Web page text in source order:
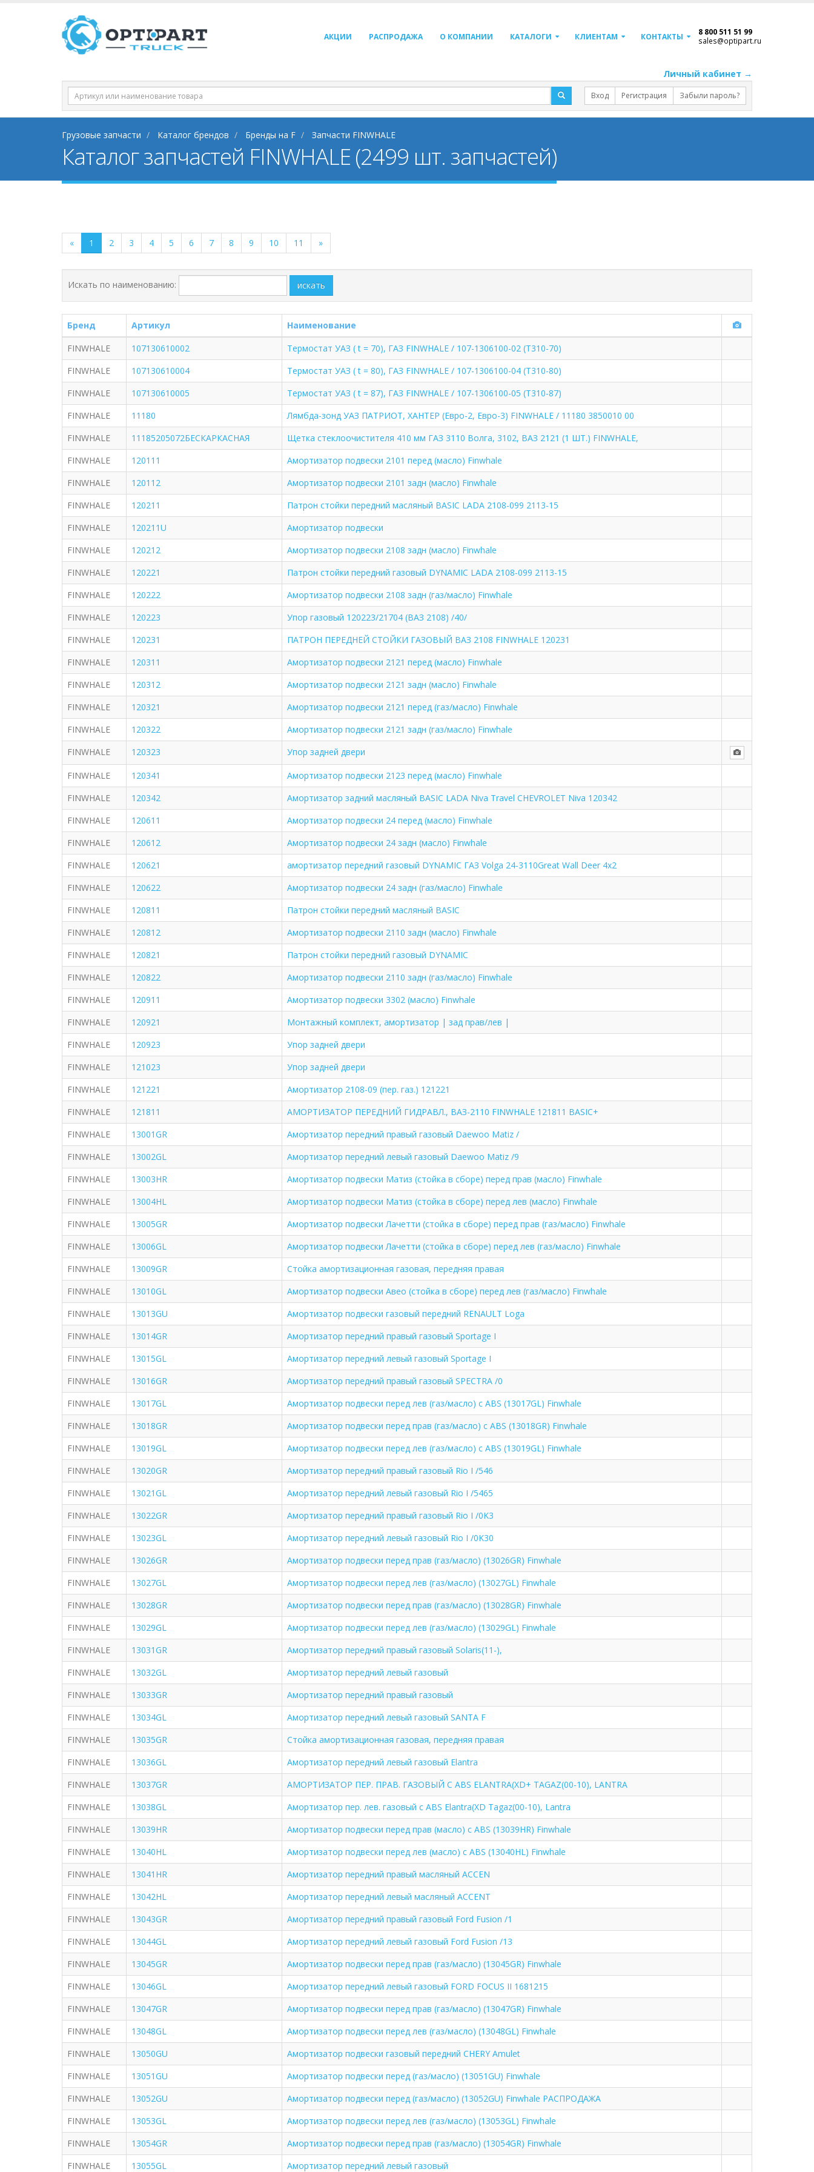
АКЦИИ РАСПРОДАЖА О КОМПАНИИ КАТАЛОГИ КЛИЕНТАМ КОНТАКТЫ 8 800 511 51 99
sales@optipart.ru
Личный кабинет →
Вход Регистрация Забыли пароль?
Грузовые запчасти Каталог брендов Бренды на F Запчасти FINWHALE
Каталог запчастей FINWHALE (2499 шт. запчастей)
« 1 2 3 4 5 6 7 8 9 10 11 »
Искать по наименованию: искать
Бренд Артикул
Наименование
FINWHALE
107130610002
Термостат УАЗ ( t = 70), ГАЗ FINWHALE / 107-1306100-02 (Т310-70)
FINWHALE
107130610004
Термостат УАЗ ( t = 80), ГАЗ FINWHALE / 107-1306100-04 (Т310-80)
FINWHALE
107130610005
Термостат УАЗ ( t = 87), ГАЗ FINWHALE / 107-1306100-05 (T310-87)
FINWHALE
11180
Лямбда-зонд УАЗ ПАТРИОТ, ХАНТЕР (Евро-2, Евро-3) FINWHALE / 11180 3850010 00
FINWHALE
11185205072БЕСКАРКАСНАЯ
Щетка стеклоочистителя 410 мм ГАЗ 3110 Волга, 3102, ВАЗ 2121 (1 ШТ.) FINWHALE,
FINWHALE
120111
Амортизатор подвески 2101 перед (масло) Finwhale
FINWHALE
120112
Амортизатор подвески 2101 задн (масло) Finwhale
FINWHALE
120211
Патрон стойки передний масляный BASIC LADA 2108-099 2113-15
FINWHALE
120211U
Амортизатор подвески
FINWHALE
120212
Амортизатор подвески 2108 задн (масло) Finwhale
FINWHALE
120221
Патрон стойки передний газовый DYNAMIC LADA 2108-099 2113-15
FINWHALE
120222
Амортизатор подвески 2108 задн (газ/масло) Finwhale
FINWHALE
120223
Упор газовый 120223/21704 (ВАЗ 2108) /40/
FINWHALE
120231
ПАТРОН ПЕРЕДНЕЙ СТОЙКИ ГАЗОВЫЙ ВАЗ 2108 FINWHALE 120231
FINWHALE
120311
Амортизатор подвески 2121 перед (масло) Finwhale
FINWHALE
120312
Амортизатор подвески 2121 задн (масло) Finwhale
FINWHALE
120321
Амортизатор подвески 2121 перед (газ/масло) Finwhale
FINWHALE
120322
Амортизатор подвески 2121 задн (газ/масло) Finwhale
FINWHALE
120323 Упор задней двери
FINWHALE 120341
Амортизатор подвески 2123 перед (масло) Finwhale
FINWHALE
120342
Амортизатор задний масляный BASIC LADA Niva Travel CHEVROLET Niva 120342
FINWHALE
120611
Амортизатор подвески 24 перед (масло) Finwhale
FINWHALE
120612
Амортизатор подвески 24 задн (масло) Finwhale
FINWHALE
120621
амортизатор передний газовый DYNAMIC ГАЗ Volga 24-3110Great Wall Deer 4x2
FINWHALE
120622
Амортизатор подвески 24 задн (газ/масло) Finwhale
FINWHALE
120811
Патрон стойки передний масляный BASIC
FINWHALE
120812
Амортизатор подвески 2110 задн (масло) Finwhale
FINWHALE
120821
Патрон стойки передний газовый DYNAMIC
FINWHALE
120822
Амортизатор подвески 2110 задн (газ/масло) Finwhale
FINWHALE
120911
Амортизатор подвески 3302 (масло) Finwhale
FINWHALE
120921
Монтажный комплект, амортизатор | зад прав/лев |
FINWHALE
120923
Упор задней двери
FINWHALE
121023
Упор задней двери
FINWHALE
121221
Амортизатор 2108-09 (пер. газ.) 121221
FINWHALE
121811
АМОРТИЗАТОР ПЕРЕДНИЙ ГИДРАВЛ., ВАЗ-2110 FINWHALE 121811 BASIC+
FINWHALE
13001GR
Амортизатор передний правый газовый Daewoo Matiz /
FINWHALE
13002GL
Амортизатор передний левый газовый Daewoo Matiz /9
FINWHALE
13003HR
Амортизатор подвески Матиз (стойка в сборе) перед прав (масло) Finwhale
FINWHALE
13004HL
Амортизатор подвески Матиз (стойка в сборе) перед лев (масло) Finwhale
FINWHALE
13005GR
Амортизатор подвески Лачетти (стойка в сборе) перед прав (газ/масло) Finwhale
FINWHALE
13006GL
Амортизатор подвески Лачетти (стойка в сборе) перед лев (газ/масло) Finwhale
FINWHALE
13009GR
Стойка амортизационная газовая, передняя правая
FINWHALE
13010GL
Амортизатор подвески Авео (стойка в сборе) перед лев (газ/масло) Finwhale
FINWHALE
13013GU
Амортизатор подвески газовый передний RENAULT Loga
FINWHALE
13014GR
Амортизатор передний правый газовый Sportage I
FINWHALE
13015GL
Амортизатор передний левый газовый Sportage I
FINWHALE
13016GR
Амортизатор передний правый газовый SPECTRA /0
FINWHALE
13017GL
Амортизатор подвески перед лев (газ/масло) c ABS (13017GL) Finwhale
FINWHALE
13018GR
Амортизатор подвески перед прав (газ/масло) c ABS (13018GR) Finwhale
FINWHALE
13019GL
Амортизатор подвески перед лев (газ/масло) c ABS (13019GL) Finwhale
FINWHALE
13020GR
Амортизатор передний правый газовый Rio I /546
FINWHALE
13021GL
Амортизатор передний левый газовый Rio I /5465
FINWHALE
13022GR
Амортизатор передний правый газовый Rio I /0K3
FINWHALE
13023GL
Амортизатор передний левый газовый Rio I /0K30
FINWHALE
13026GR
Амортизатор подвески перед прав (газ/масло) (13026GR) Finwhale
FINWHALE
13027GL
Амортизатор подвески перед лев (газ/масло) (13027GL) Finwhale
FINWHALE
13028GR
Амортизатор подвески перед прав (газ/масло) (13028GR) Finwhale
FINWHALE
13029GL
Амортизатор подвески перед лев (газ/масло) (13029GL) Finwhale
FINWHALE
13031GR
Амортизатор передний правый газовый Solaris(11-),
FINWHALE
13032GL
Амортизатор передний левый газовый
FINWHALE
13033GR
Амортизатор передний правый газовый
FINWHALE
13034GL
Амортизатор передний левый газовый SANTA F
FINWHALE
13035GR
Стойка амортизационная газовая, передняя правая
FINWHALE
13036GL
Амортизатор передний левый газовый Elantra
FINWHALE
13037GR
АМОРТИЗАТОР ПЕР. ПРАВ. ГАЗОВЫЙ C ABS ELANTRA(XD+ TAGAZ(00-10), LANTRA
FINWHALE
13038GL
Амортизатор пер. лев. газовый c ABS Elantra(XD Tagaz(00-10), Lantra
FINWHALE
13039HR
Амортизатор подвески перед прав (масло) c ABS (13039HR) Finwhale
FINWHALE
13040HL
Амортизатор подвески перед лев (масло) c ABS (13040HL) Finwhale
FINWHALE
13041HR
Амортизатор передний правый масляный ACCEN
FINWHALE
13042HL
Амортизатор передний левый масляный ACCENT
FINWHALE
13043GR
Амортизатор передний правый газовый Ford Fusion /1
FINWHALE
13044GL
Амортизатор передний левый газовый Ford Fusion /13
FINWHALE
13045GR
Амортизатор подвески перед прав (газ/масло) (13045GR) Finwhale
FINWHALE
13046GL
Амортизатор передний левый газовый FORD FOCUS II 1681215
FINWHALE
13047GR
Амортизатор подвески перед прав (газ/масло) (13047GR) Finwhale
FINWHALE
13048GL
Амортизатор подвески перед лев (газ/масло) (13048GL) Finwhale
FINWHALE
13050GU
Амортизатор подвески газовый передний CHERY Amulet
FINWHALE
13051GU
Амортизатор подвески перед (газ/масло) (13051GU) Finwhale
FINWHALE
13052GU
Амортизатор подвески перед (газ/масло) (13052GU) Finwhale РАСПРОДАЖА
FINWHALE
13053GL
Амортизатор подвески перед лев (газ/масло) (13053GL) Finwhale
FINWHALE
13054GR
Амортизатор подвески перед прав (газ/масло) (13054GR) Finwhale
FINWHALE
13055GL Амортизатор передний левый газовый